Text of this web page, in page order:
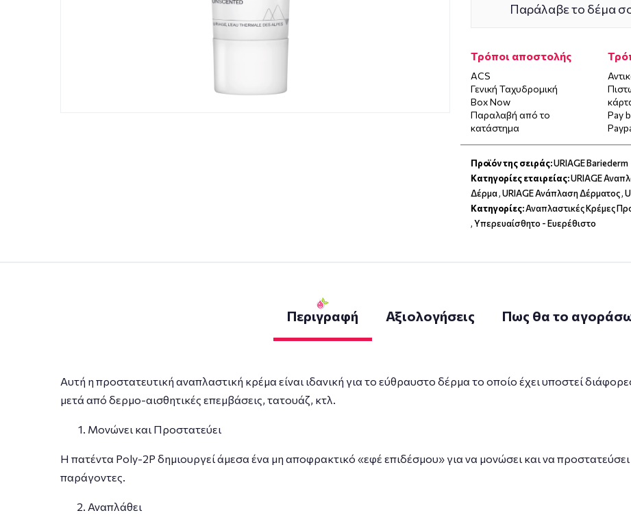
Παράλαβε το δέμα
Τρόποι αποστολής
ACS
Γενική Ταχυδρομική
Box Now
Παραλαβή από το
κατάστημα
Pay
Προϊόν της σειράς:URIAGE Bariederm
Κατηγορίες εταιρείας:URIAGE
Δέρμα,URIAGE Ανάπλαση Δέρματος,
Κατηγορίες:Αναπλαστικές Κρέμες
,Υπερευαίσθητο - Ευερέθιστο
Περιγραφή Αξιολογήσεις Πως θα το
Αυτή η προστατευτική αναπλαστική κρέμα είναι ιδανική για το εύθραυστο δέρμα το οποίο έχει υποστεί
μετά από δερμο-αισθητικές επεμβάσεις, τατουάζ, κτλ.
Μονώνει και Προστατεύει
Η πατέντα Poly-2P δημιουργεί άμεσα ένα μη αποφρακτικό «εφέ επιδέσμου» για να μονώσει και να
παράγοντες.
Αναπλάθει